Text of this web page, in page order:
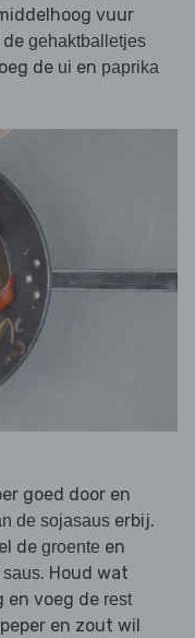
vuur
de gehaktballetjes
de ui en paprika
goed door en
de sojasaus erbij.
de groente en
saus. Houd wat
en voeg de rest
en zout wil